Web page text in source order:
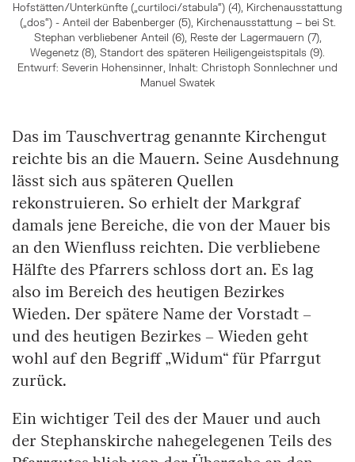
Hofstätten/Unterkünfte („curtiloci/stabula“) (4), Kirchenausstattung
(„dos“) - Anteil der Babenberger (5), Kirchenausstattung – bei St.
Stephan verbliebener Anteil (6), Reste der Lagermauern (7),
Wegenetz (8), Standort des späteren Heiligengeistspitals (9).
Entwurf: Severin Hohensinner, Inhalt: Christoph Sonnlechner und
Manuel Swatek
Das im Tauschvertrag genannte Kirchengut
reichte bis an die Mauern. Seine Ausdehnung
lässt sich aus späteren Quellen
rekonstruieren. So erhielt der Markgraf
damals jene Bereiche, die von der Mauer bis
an den Wienfluss reichten. Die verbliebene
Hälfte des Pfarrers schloss dort an. Es lag
also im Bereich des heutigen Bezirkes
Wieden. Der spätere Name der Vorstadt –
und des heutigen Bezirkes – Wieden geht
wohl auf den Begriff „Widum“ für Pfarrgut
zurück.
Ein wichtiger Teil des der Mauer und auch
der Stephanskirche nahegelegenen Teils des